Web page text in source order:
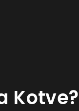
Kotve?